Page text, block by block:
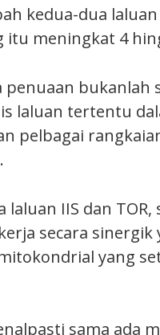
kedua-dua
itu meningkat 4
bukanlah
laluan tertentu
pelbagai
IIS dan
secara sinergik
yang
sama ada